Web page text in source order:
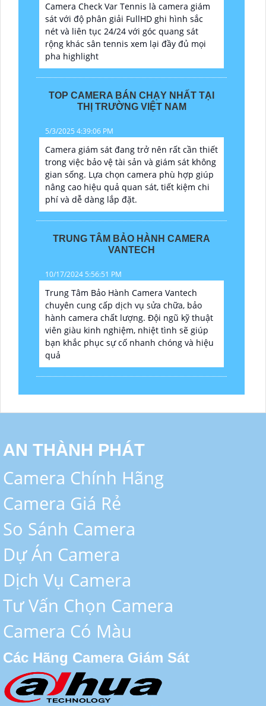
Camera Check Var Tennis là camera giám
sát với độ phân giải FullHD ghi hình sắc
nét và liên tục 24/24 với góc quang sát
rộng khác sân tennis xem lại đầy đủ mọi
pha highlight
TOP CAMERA BÁN CHẠY NHẤT TẠI
THỊ TRƯỜNG VIỆT NAM
5/3/2025 4:39:06 PM
Camera giám sát đang trở nên rất cần thiết
trong việc bảo vệ tài sản và giám sát không
gian sống. Lựa chọn camera phù hợp giúp
nâng cao hiệu quả quan sát, tiết kiệm chi
phí và dễ dàng lắp đặt.
TRUNG TÂM BẢO HÀNH CAMERA
VANTECH
10/17/2024 5:56:51 PM
Trung Tâm Bảo Hành Camera Vantech
chuyên cung cấp dịch vụ sửa chữa, bảo
hành camera chất lượng. Đội ngũ kỹ thuật
viên giàu kinh nghiệm, nhiệt tình sẽ giúp
bạn khắc phục sự cố nhanh chóng và hiệu
quả
AN THÀNH PHÁT
Camera Chính Hãng
Camera Giá Rẻ
So Sánh Camera
Dự Án Camera
Dịch Vụ Camera
Tư Vấn Chọn Camera
Camera Có Màu
Các Hãng Camera Giám Sát